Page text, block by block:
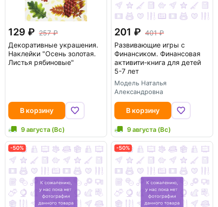
129
257
Декоративные украшения.
Наклейки "Осень золотая.
Листья рябиновые"
В корзину
9 августа (Вс)
201
401
Развивающие игры с
Финансиком. Финансовая
активити-книга для детей
5-7 лет
Модель Наталья
Александровна
В корзину
9 августа (Вс)
-50% -50%